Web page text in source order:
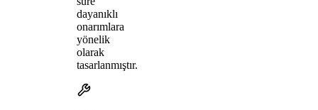
dayanıklı
onarımlara
yönelik
olarak
tasarlanmıştır.